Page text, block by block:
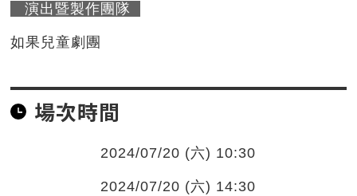
演出暨製作團隊
如果兒童劇團
場次時間
2024/07/20 (六) 10:30
2024/07/20 (六) 14:30